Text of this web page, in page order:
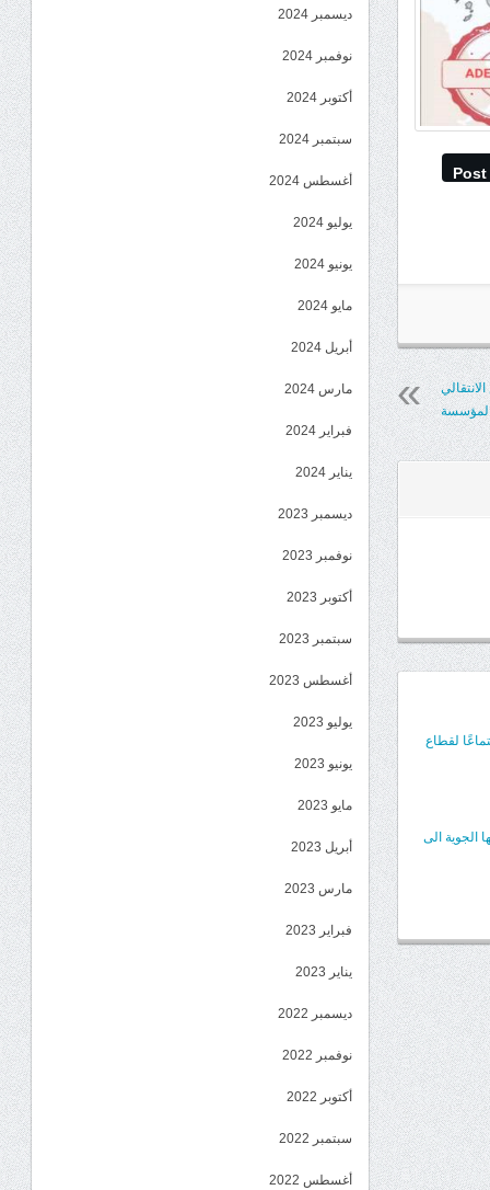
Post
لقطاع
الجوية الى
ديسمبر 2024
نوفمبر 2024
أكتوبر 2024
سبتمبر 2024
أغسطس 2024
يوليو 2024
يونيو 2024
مايو 2024
أبريل 2024
مارس 2024
فبراير 2024
يناير 2024
ديسمبر 2023
نوفمبر 2023
أكتوبر 2023
سبتمبر 2023
أغسطس 2023
يوليو 2023
يونيو 2023
مايو 2023
أبريل 2023
مارس 2023
فبراير 2023
يناير 2023
ديسمبر 2022
نوفمبر 2022
أكتوبر 2022
سبتمبر 2022
أغسطس 2022